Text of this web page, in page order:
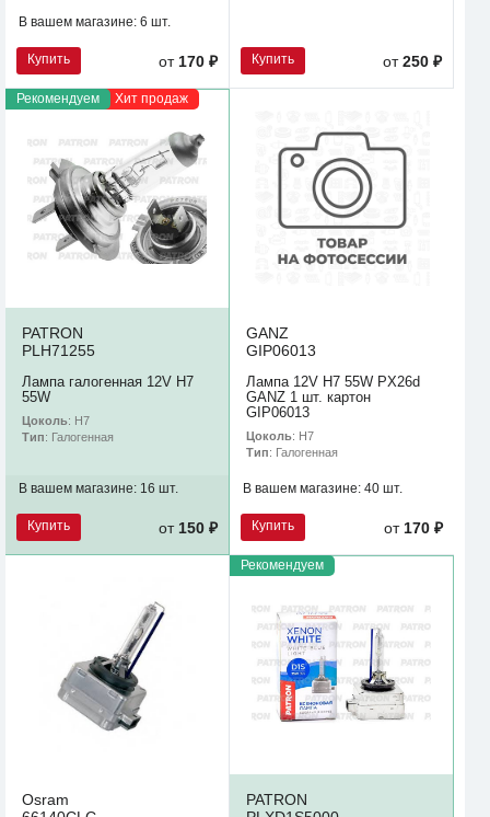
В вашем магазине: 6 шт.
Купить от170 ₽ Купить от250 ₽
Рекомендуем Хит продаж
PATRON
PLH71255
Лампа галогенная 12V H7
55W
Цоколь: H7
Тип: Галогенная
В вашем магазине: 16 шт.
Купить от 150 ₽
GANZ
GIP06013
Лампа 12V H7 55W PX26d
GANZ 1 шт. картон
GIP06013
Цоколь: H7
Тип: Галогенная
В вашем магазине: 40 шт.
Купить от 170 ₽
Osram
Рекомендуем
PATRON